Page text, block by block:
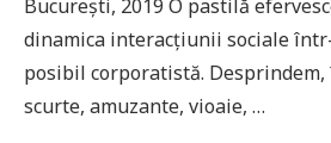
București, 2019 O pastilă
dinamica interacțiunii sociale
posibil corporatistă. Desprindem,
scurte, amuzante, vioaie, …